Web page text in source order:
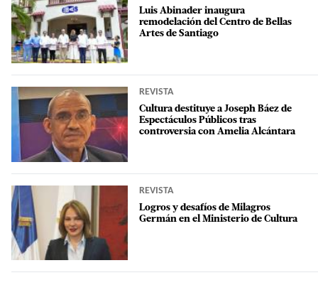
Luis Abinader inaugura
remodelación del Centro de Bellas
Artes de Santiago
REVISTA
Cultura destituye a Joseph Báez de
Espectáculos Públicos tras
controversia con Amelia Alcántara
REVISTA
Logros y desafíos de Milagros
Germán en el Ministerio de Cultura